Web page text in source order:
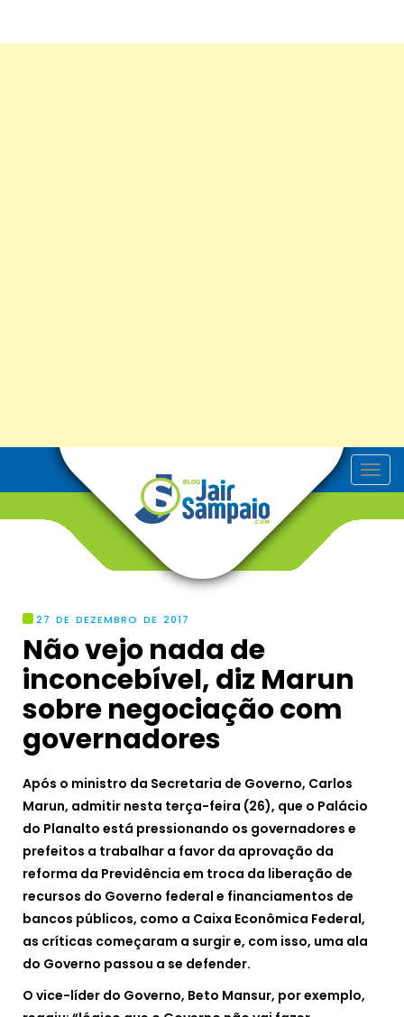
T
o
27 DE DEZEMBRO DE 2017
Não vejo nada de
inconcebível, diz Marun
sobre negociação com
governadores
Após o ministro da Secretaria de Governo, Carlos
Marun, admitir nesta terça-feira (26), que o Palácio
do Planalto está pressionando os governadores e
prefeitos a trabalhar a favor da aprovação da
reforma da Previdência em troca da liberação de
recursos do Governo federal e financiamentos de
bancos públicos, como a Caixa Econômica Federal,
as críticas começaram a surgir e, com isso, uma ala
do Governo passou a se defender.
O vice-líder do Governo, Beto Mansur, por exemplo,